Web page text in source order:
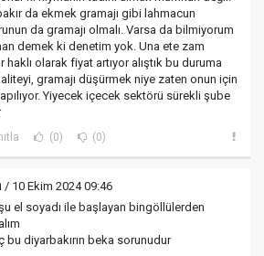
da ekmek gramajı gibi lahmacun
da gramajı olmalı. Varsa da bilmiyorum
demek ki denetim yok. Una ete zam
haklı olarak fiyat artıyor alıştık bu duruma
gramajı düşürmek niye zaten onun için
Yiyecek içecek sektörü sürekli şube
(0) (0)
/ 10 Ekim 2024 09:46
el soyadı ile başlayan bingöllülerden
bu diyarbakırın beka sorunudur